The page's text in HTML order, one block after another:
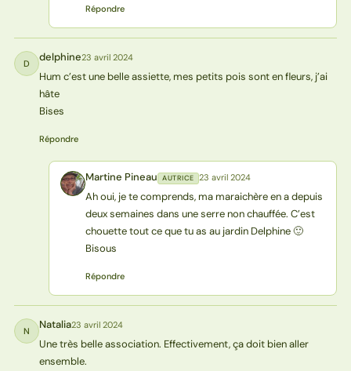
Répondre
D delphine23 avril 2024
Hum c’est une belle assiette, mes petits pois sont en fleurs, j’ai
hâte
Bises
Répondre
MP Martine Pineau AUTRICE 23 avril 2024
Ah oui, je te comprends, ma maraichère en a depuis
deux semaines dans une serre non chauffée. C’est
chouette tout ce que tu as au jardin Delphine 🙂
Bisous
Répondre
N Natalia23 avril 2024
Une très belle association. Effectivement, ça doit bien aller
ensemble.